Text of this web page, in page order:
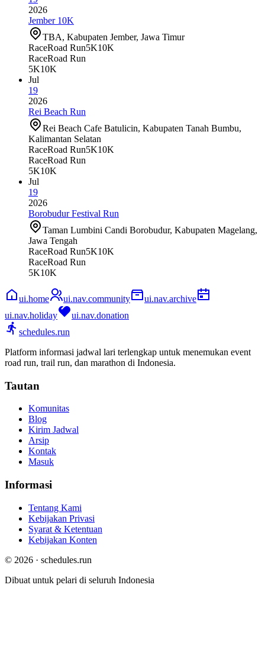
2026
Jember 10K
TBA, Kabupaten Jember, Jawa Timur
RaceRoad Run5K10K
RaceRoad Run
5K10K
Jul
19
2026
Rei Beach Run
Rei Beach Cafe Batulicin, Kabupaten Tanah Bumbu,
Kalimantan Selatan
RaceRoad Run5K10K
RaceRoad Run
5K10K
Jul
19
2026
Borobudur Festival Run
Taman Lumbini Candi Borobudur, Kabupaten Magelang,
Jawa Tengah
RaceRoad Run5K10K
RaceRoad Run
5K10K
ui.home ui.nav.community
ui.nav.archive
ui.nav.holiday
ui.nav.donation
schedules.run
Platform informasi jadwal lari terlengkap untuk menemukan event
road run, trail run, dan marathon di Indonesia.
Tautan
Komunitas
Blog
Kirim Jadwal
Arsip
Kontak
Masuk
Informasi
Tentang Kami
Kebijakan Privasi
Syarat & Ketentuan
Kebijakan Konten
© 2026 · schedules.run
Dibuat untuk pelari di seluruh Indonesia